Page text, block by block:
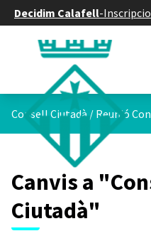
Decidim Calafell-
Consell Ciutadà / Reunió
Canvis a
Ciutadà"